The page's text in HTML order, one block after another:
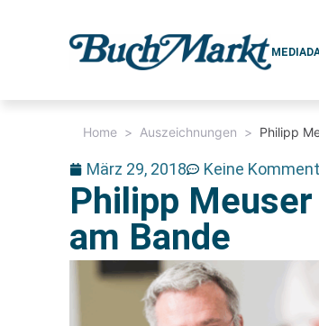
Home > Auszeichnungen > Philipp
März 29, 2018 Keine
Philipp
am Bande